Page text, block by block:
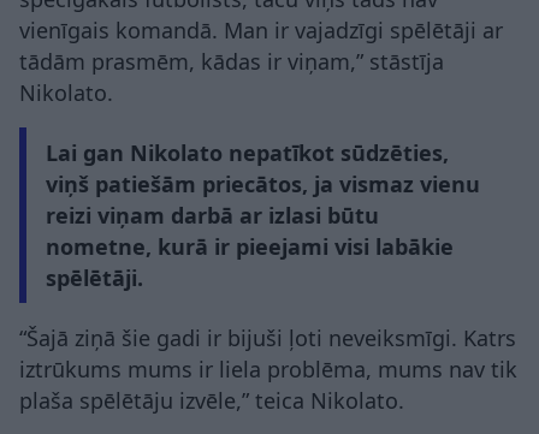
vienīgais komandā. Man ir vajadzīgi spēlētāji ar
tādām prasmēm, kādas ir viņam,” stāstīja
Nikolato.
Lai gan Nikolato nepatīkot sūdzēties,
viņš patiešām priecātos, ja vismaz vienu
reizi viņam darbā ar izlasi būtu
nometne, kurā ir pieejami visi labākie
spēlētāji.
“Šajā ziņā šie gadi ir bijuši ļoti neveiksmīgi. Katrs
iztrūkums mums ir liela problēma, mums nav tik
plaša spēlētāju izvēle,” teica Nikolato.